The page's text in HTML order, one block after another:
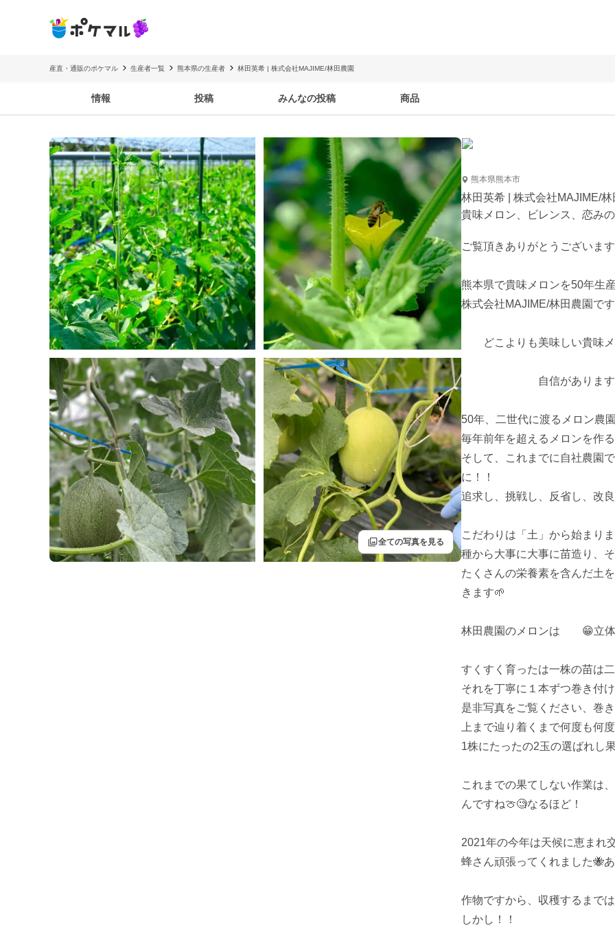
産直・通販のポケマル 生産者一覧 熊本県の生産者 林田英希 | 株式会社MAJIME/林田農園
情報 投稿 みんなの投稿 商品
filter全ての写真を見る
熊本県熊本市
林田英希 | 株式会社MAJIME/林
貴味メロン、ビレンス、恋みの
ご覧頂きありがとうございま
熊本県で貴味メロンを50年生
株式会社MAJIME/林田農園で
どこよりも美味しい貴味メ
自信があります！
50年、二世代に渡るメロン農
毎年前年を超えるメロンを作る
そして、これまでに自社農園
に！！
追求し、挑戦し、反省し、改
こだわりは「土」から始まりま
種から大事に大事に苗造り、
たくさんの栄養素を含んだ土
きます🌱
林田農園のメロンは　　😁立
すくすく育ったは一株の苗は
それを丁寧に１本ずつ巻き付け
是非写真をご覧ください、巻
上まで辿り着くまで何度も何
1株にたったの2玉の選ばれし
これまでの果てしない作業は
んですね🍈🧐なるほど！
2021年の今年は天候に恵まれ
蜂さん頑張ってくれました🐝あ
作物ですから、収穫するまで
しかし！！